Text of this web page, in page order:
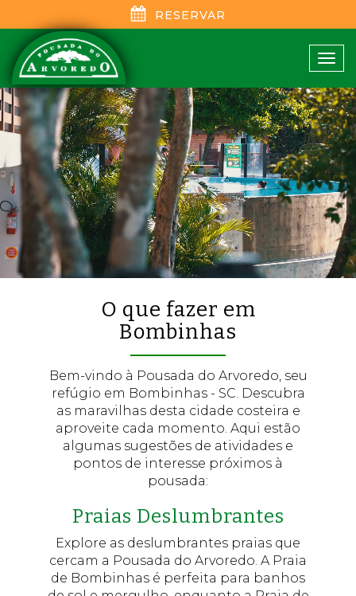
RESERVAR
O que fazer em
Bombinhas
Bem-vindo à Pousada do Arvoredo, seu
refúgio em Bombinhas - SC. Descubra
as maravilhas desta cidade costeira e
aproveite cada momento. Aqui estão
algumas sugestões de atividades e
pontos de interesse próximos à
pousada:
Praias Deslumbrantes
Explore as deslumbrantes praias que
cercam a Pousada do Arvoredo. A Praia
de Bombinhas é perfeita para banhos